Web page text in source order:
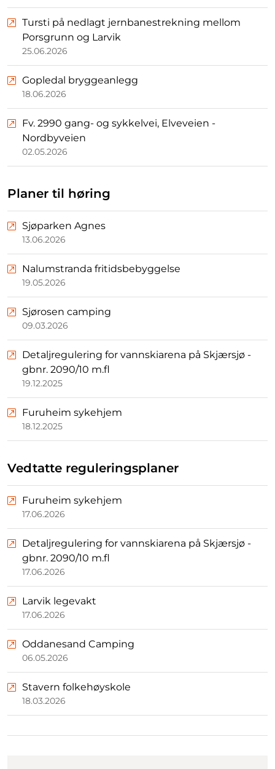
Tursti på nedlagt jernbanestrekning mellom
Porsgrunn og Larvik
25.06.2026
Gopledal bryggeanlegg
18.06.2026
Fv. 2990 gang- og sykkelvei, Elveveien -
Nordbyveien
02.05.2026
Planer til høring
Sjøparken Agnes
13.06.2026
Nalumstranda fritidsbebyggelse
19.05.2026
Sjørosen camping
09.03.2026
Detaljregulering for vannskiarena på Skjærsjø -
gbnr. 2090/10 m.fl
19.12.2025
Furuheim sykehjem
18.12.2025
Vedtatte reguleringsplaner
Furuheim sykehjem
17.06.2026
Detaljregulering for vannskiarena på Skjærsjø -
gbnr. 2090/10 m.fl
17.06.2026
Larvik legevakt
17.06.2026
Oddanesand Camping
06.05.2026
Stavern folkehøyskole
18.03.2026